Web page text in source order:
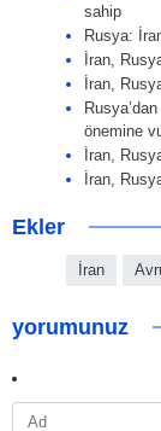
sahip
Rusya:
İran,
İran,
önemine
İran,
İran,
Ekler
İran
yorumunuz